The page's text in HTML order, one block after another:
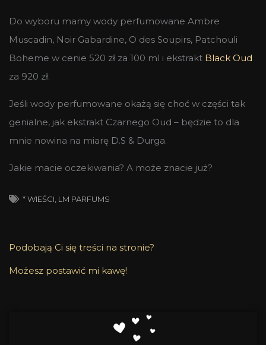
Do wyboru mamy wody perfumowane Ambre
Muscadin, Noir Gabardine, O des Soupirs, Patchouli
Boheme w cenie 520 zł za 100 ml i ekstrakt Black Oud
za 920 zł.
Jeśli wody perfumowane okażą się choć w części tak
genialne, jak ekstrakt Czarnego Oud – będzie to dla
mnie nowina na miarę D.S & Durga.
Jakie macie oczekiwania? A może znacie już?
* WIEŚCI LM PARFUMS
Podobają Ci się treści na stronie?
Możesz postawić mi kawę!